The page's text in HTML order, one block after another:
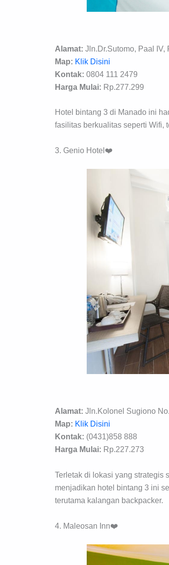
Alamat: Jln.Dr.Sutomo, Paal
Map: Klik Disini
Kontak: 0804 111 2479
Harga Mulai: Rp.277.299
Hotel bintang 3 di Manado ini
fasilitas berkualitas seperti Wifi,
3. Genio Hotel❤️
Alamat: Jln.Kolonel Sugiono
Map: Klik Disini
Kontak: (0431)858 888
Harga Mulai: Rp.227.273
Terletak di lokasi yang strategis
menjadikan hotel bintang 3 ini
terutama kalangan backpacker.
4. Maleosan Inn❤️